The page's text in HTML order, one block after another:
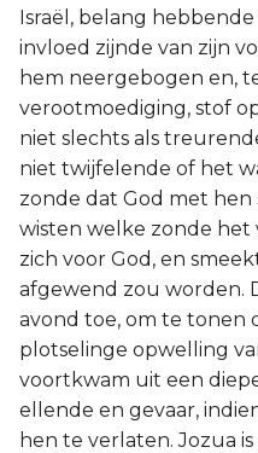
Israël, belang
invloed zijnde van zijn
hem neergebogen en,
verootmoediging, stof
niet slechts als
niet twijfelende of het
zonde dat God met hen
wisten welke zonde het
zich voor God, en
afgewend zou worden.
avond toe, om te tonen
plotselinge opwelling
voortkwam uit een
ellende en gevaar,
hen te verlaten. Jozua